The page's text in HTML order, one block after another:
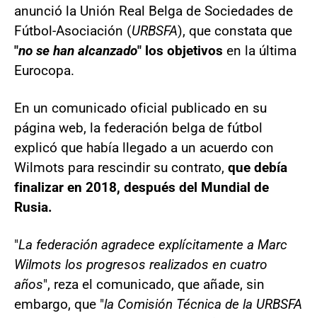
anunció la Unión Real Belga de Sociedades de
Fútbol-Asociación (URBSFA), que constata que
"no se han alcanzado" los objetivos en la última
Eurocopa.
En un comunicado oficial publicado en su
página web, la federación belga de fútbol
explicó que había llegado a un acuerdo con
Wilmots para rescindir su contrato, que debía
finalizar en 2018, después del Mundial de
Rusia.
"La federación agradece explícitamente a Marc
Wilmots los progresos realizados en cuatro
años", reza el comunicado, que añade, sin
embargo, que "la Comisión Técnica de la URBSFA